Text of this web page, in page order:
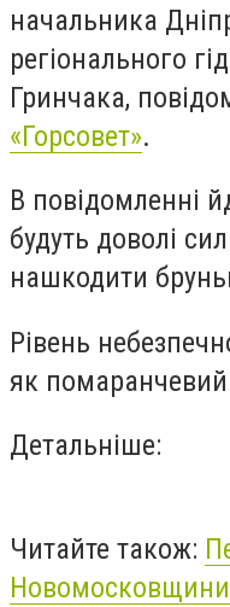
начальника
регіонального
Гринчака,
«Горсовет».
В повідомленні
будуть доволі
нашкодити
Рівень
як
Детальніше:
Читайте також: